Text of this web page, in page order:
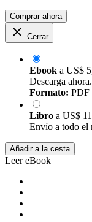
Comprar ahora
Cerrar
Ebook a US$
Descarga
Formato: PDF
Libro a US$
Envío a todo el
Añadir a la cesta
Leer eBook